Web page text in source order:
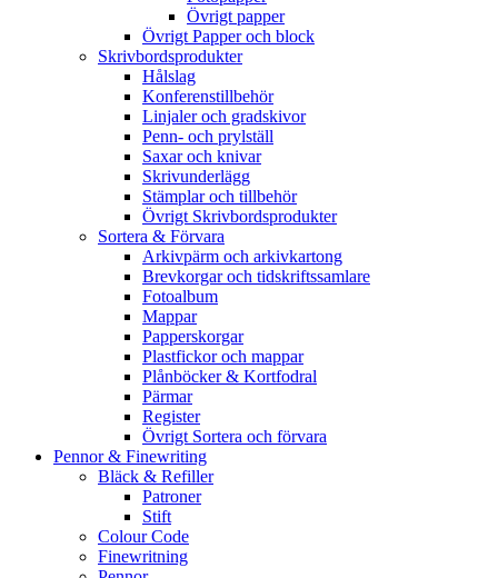
Övrigt papper
Övrigt Papper och block
Skrivbordsprodukter
Hålslag
Konferenstillbehör
Linjaler och gradskivor
Penn- och prylställ
Saxar och knivar
Skrivunderlägg
Stämplar och tillbehör
Övrigt Skrivbordsprodukter
Sortera & Förvara
Arkivpärm och arkivkartong
Brevkorgar och tidskriftssamlare
Fotoalbum
Mappar
Papperskorgar
Plastfickor och mappar
Plånböcker & Kortfodral
Pärmar
Register
Övrigt Sortera och förvara
Pennor & Finewriting
Bläck & Refiller
Patroner
Stift
Colour Code
Finewritning